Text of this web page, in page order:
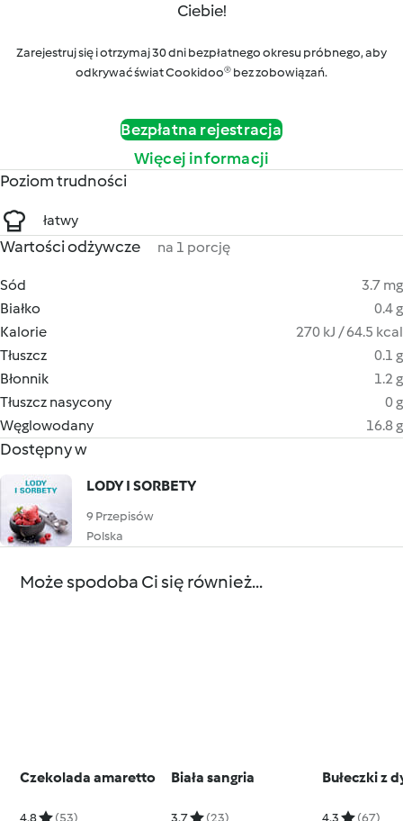
Ciebie!
Zarejestruj się i otrzymaj 30 dni bezpłatnego okresu próbnego, aby
odkrywać świat Cookidoo® bez zobowiązań.
Bezpłatna rejestracja
Więcej informacji
Poziom trudności
łatwy
Wartości odżywcze na 1 porcję
Sód
3.7 mg
Białko
0.4 g
Kalorie
270 kJ / 64.5 kcal
Tłuszcz
0.1 g
Błonnik
1.2 g
Tłuszcz nasycony
0 g
Węglowodany
16.8 g
Dostępny w
LODY I SORBETY
9 Przepisów
Polska
Może spodoba Ci się również...
Czekolada amaretto
4.8 (53)
Biała sangria
3.7 (23)
Bułeczki z
4.3 (67)